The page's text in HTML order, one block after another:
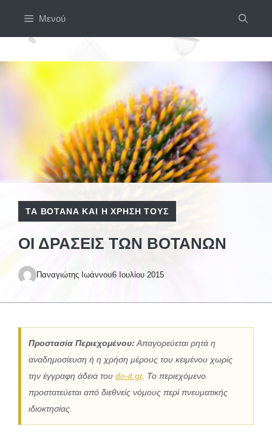
περιεχόμενο
Μενού
ΤΑ ΒΌΤΑΝΑ ΚΑΙ Η ΧΡΉΣΗ ΤΟΥΣ
ΟΙ ΔΡΆΣΕΙΣ ΤΩΝ ΒΟΤΆΝΩΝ
Παναγιώτης Ιωάννου6 Ιουλίου 2015
Προστασία Περιεχομένου: Απαγορεύεται ρητά η
αναδημοσίευση ή η χρήση μέρους του κειμένου χωρίς
την έγγραφη άδεια του do-it.gr. Το περιεχόμενο
προστατεύεται από διεθνείς νόμους περί πνευματικής
ιδιοκτησίας.